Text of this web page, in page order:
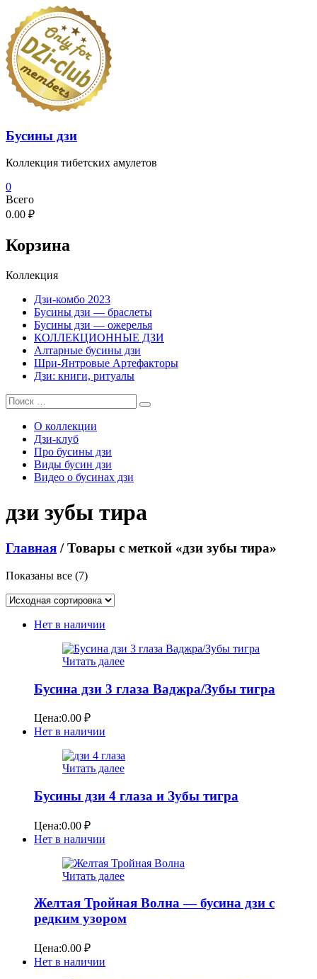
Перейти
содержимому
Бусины дзи
Коллекция тибетских амулетов
0
Всего
0.00 ₽
Корзина
Коллекция
Дзи-комбо 2023
Бусины дзи — браслеты
Бусины дзи — ожерелья
КОЛЛЕКЦИОННЫЕ ДЗИ
Алтарные бусины дзи
Шри-Янтровые Артефакторы
Дзи: книги, ритуалы
О коллекции
Дзи-клуб
Про бусины дзи
Виды бусин дзи
Видео о бусинах дзи
дзи зубы тира
Главная / Товары с меткой «дзи зубы тира»
Показаны все (7)
Нет в наличии
Читать далее
Бусина дзи 3 глаза Ваджра/Зубы тигра
Цена:0.00 ₽
Нет в наличии
Читать далее
Бусины дзи 4 глаза и Зубы тигра
Цена:0.00 ₽
Нет в наличии
Читать далее
Желтая Тройная Волна — бусина дзи с
редким узором
Цена:0.00 ₽
Нет в наличии